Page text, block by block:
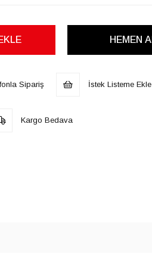
Sipariş İstek Listeme Ekle
Kargo Bedava